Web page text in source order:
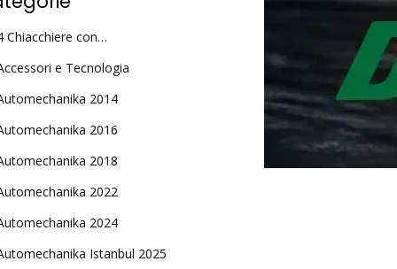
Chiacchiere con…
e Tecnologia
2014
2016
2018
2022
2024
Istanbul 2025